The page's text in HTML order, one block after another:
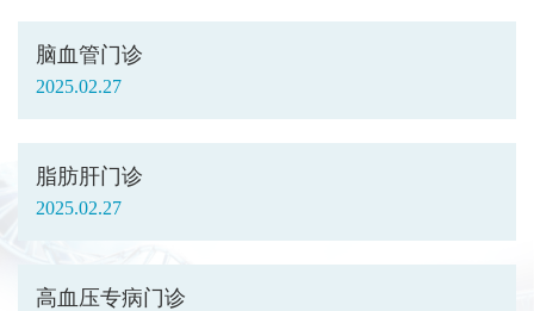
脑血管门诊
2025.02.27
脂肪肝门诊
2025.02.27
高血压专病门诊